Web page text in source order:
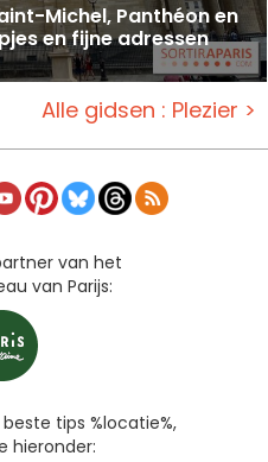
Michel, Panthéon en
en fijne adressen
Alle gidsen : Plezier >
van het
van Parijs:
tips %locatie%,
hieronder: